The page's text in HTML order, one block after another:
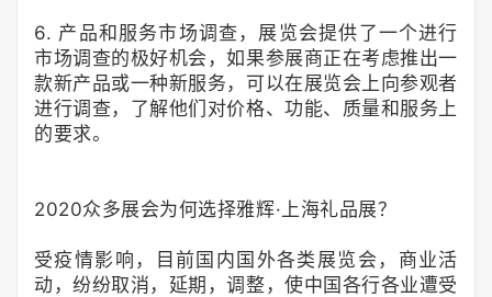
6. 产品和服务市场调查，展览会提供了一个进行
市场调查的极好机会，如果参展商正在考虑推出一
款新产品或一种新服务，可以在展览会上向参观者
进行调查，了解他们对价格、功能、质量和服务上
的要求。
2020众多展会为何选择雅辉·上海礼品展？
受疫情影响，目前国内国外各类展览会，商业活
动，纷纷取消，延期，调整，使中国各行各业遭受